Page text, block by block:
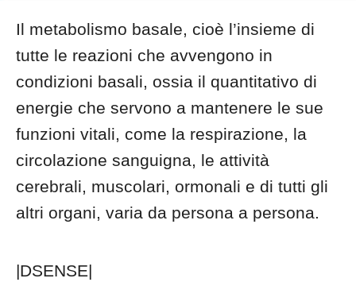
Il metabolismo basale, cioè l’insieme di
tutte le reazioni che avvengono in
condizioni basali, ossia il quantitativo di
energie che servono a mantenere le sue
funzioni vitali, come la respirazione, la
circolazione sanguigna, le attività
cerebrali, muscolari, ormonali e di tutti gli
altri organi, varia da persona a persona.
|DSENSE|